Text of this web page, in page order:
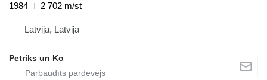
1984
2 702 m/st
Latvija, Latvija
Petriks un Ko